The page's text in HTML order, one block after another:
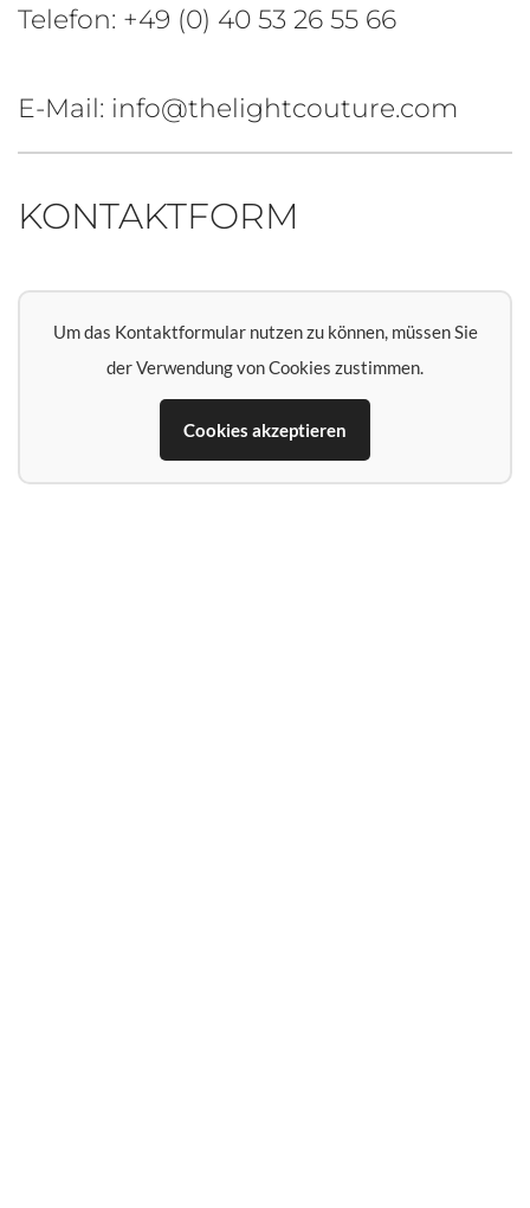
Telefon: +49 (0) 40 53 26 55 66
E-Mail: info@thelightcouture.com
KONTAKTFORM
Um das Kontaktformular nutzen zu können, müssen Sie
der Verwendung von Cookies zustimmen.
Cookies akzeptieren